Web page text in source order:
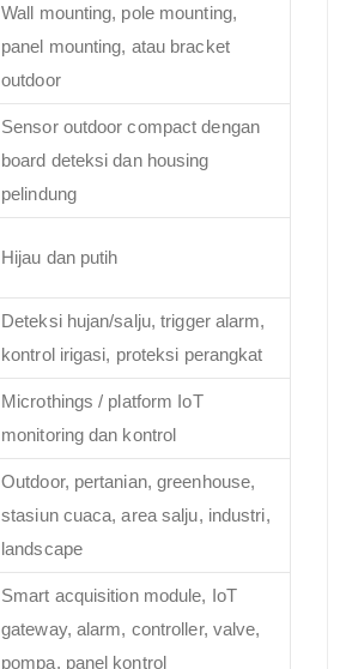
Wall mounting, pole mounting,
panel mounting, atau bracket
outdoor
Sensor outdoor compact dengan
board deteksi dan housing
pelindung
Hijau dan putih
Deteksi hujan/salju, trigger alarm,
kontrol irigasi, proteksi perangkat
Microthings / platform IoT
monitoring dan kontrol
Outdoor, pertanian, greenhouse,
stasiun cuaca, area salju, industri,
landscape
Smart acquisition module, IoT
gateway, alarm, controller, valve,
pompa, panel kontrol